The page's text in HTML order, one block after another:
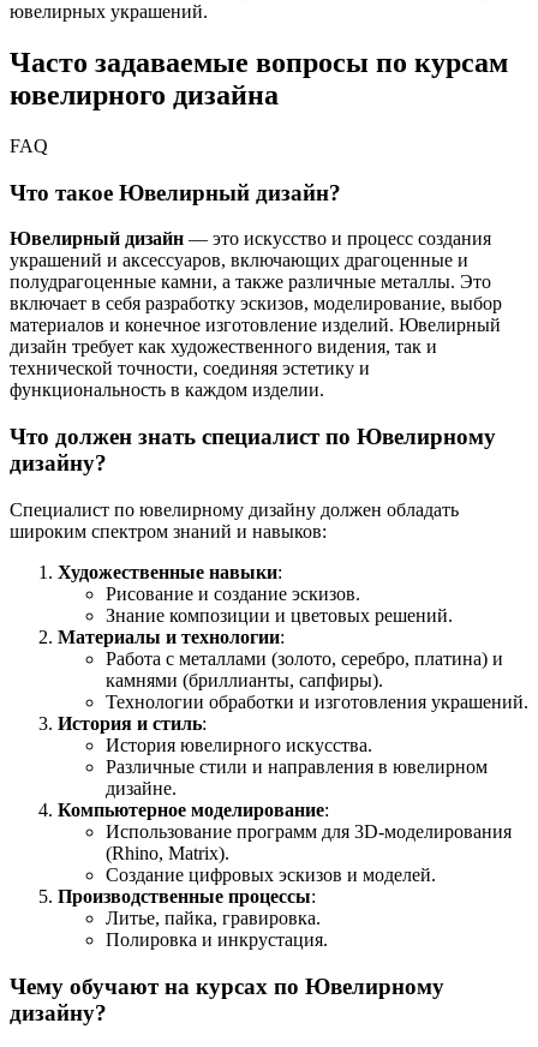
ювелирных украшений.
Часто задаваемые вопросы по курсам
ювелирного дизайна
FAQ
Что такое Ювелирный дизайн?
Ювелирный дизайн — это искусство и процесс создания
украшений и аксессуаров, включающих драгоценные и
полудрагоценные камни, а также различные металлы. Это
включает в себя разработку эскизов, моделирование, выбор
материалов и конечное изготовление изделий. Ювелирный
дизайн требует как художественного видения, так и
технической точности, соединяя эстетику и
функциональность в каждом изделии.
Что должен знать специалист по Ювелирному
дизайну?
Специалист по ювелирному дизайну должен обладать
широким спектром знаний и навыков:
Художественные навыки:
Рисование и создание эскизов.
Знание композиции и цветовых решений.
Материалы и технологии:
Работа с металлами (золото, серебро, платина) и
камнями (бриллианты, сапфиры).
Технологии обработки и изготовления украшений.
История и стиль:
История ювелирного искусства.
Различные стили и направления в ювелирном
дизайне.
Компьютерное моделирование:
Использование программ для 3D-моделирования
(Rhino, Matrix).
Создание цифровых эскизов и моделей.
Производственные процессы:
Литье, пайка, гравировка.
Полировка и инкрустация.
Чему обучают на курсах по Ювелирному
дизайну?